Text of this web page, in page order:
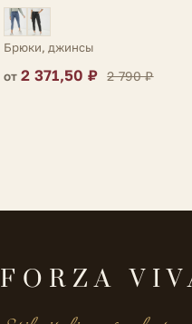
серо-голубые Acri
Брюки, джинсы
от 2 371,50 ₽ 2 790 ₽
FORZA